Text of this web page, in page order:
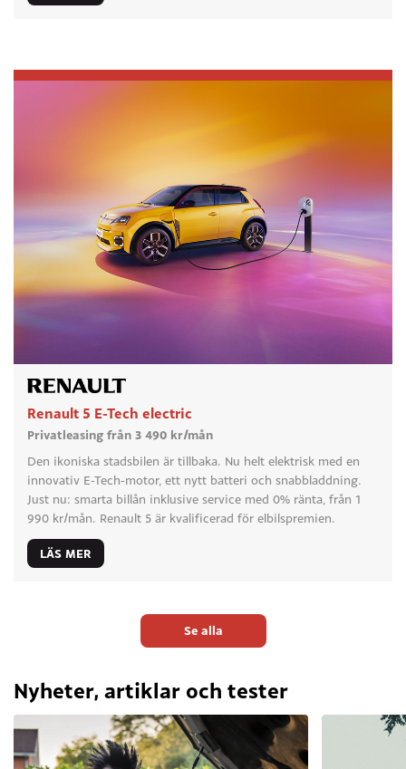
Renault 5 E-Tech electric
Privatleasing från 3 490 kr/mån
Den ikoniska stadsbilen är tillbaka. Nu helt elektrisk med en
innovativ E-Tech-motor, ett nytt batteri och snabbladdning.
Just nu: smarta billån inklusive service med 0% ränta, från 1
990 kr/mån. Renault 5 är kvalificerad för elbilspremien.
LÄS MER
Se alla
Nyheter, artiklar och tester